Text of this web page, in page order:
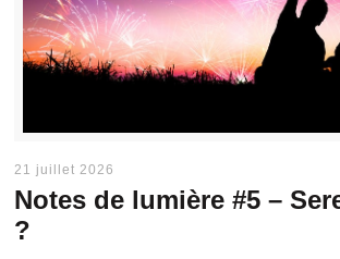
21 juillet 2026
Notes de lumière #5 –
?